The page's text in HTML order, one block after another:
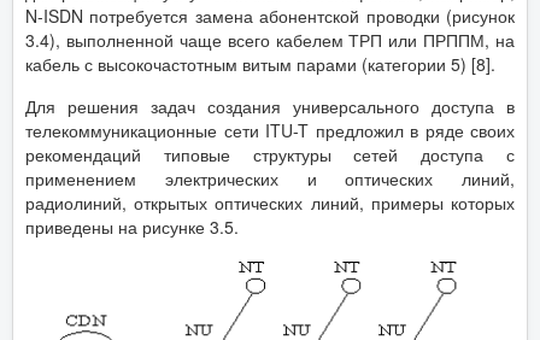
N-ISDN потребуется замена абонентской проводки (рисунок
3.4), выполненной чаще всего кабелем ТРП или ПРППМ, на
кабель с высокочастотным витым парами (категории 5) [8].
Для решения задач создания универсального доступа в
телекоммуникационные сети ITU-T предложил в ряде своих
рекомендаций типовые структуры сетей доступа с
применением электрических и оптических линий,
радиолиний, открытых оптических линий, примеры которых
приведены на рисунке 3.5.